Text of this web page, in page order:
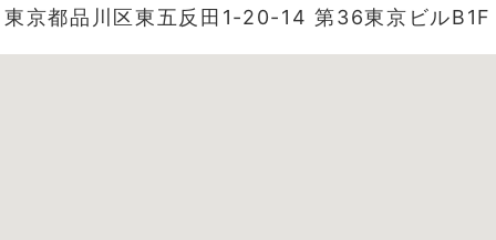
東京都品川区東五反田1-20-14 第36東京ビルB1F